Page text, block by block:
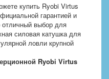
купить Ryobi Virtus
гарантией и
отличный выбор для
силовая катушка для
ловли крупной
Ryobi Virtus